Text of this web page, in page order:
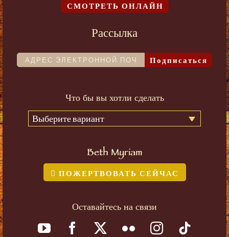
СМОТРЕТЬ ОНЛАЙН
Рассылка
Подписаться
Что бы вы хотли сделать
Выберите вариант
Beth Myriam
ПОЖЕРТВОВАТЬ СЕЙЧАС
Оставайтесь на связи